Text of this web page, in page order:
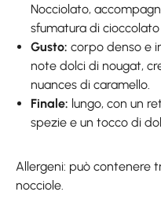
Nocciolato,
sfumatura di
Gusto: corpo denso e
note dolci di nougat,
nuances di caramello.
Finale: lungo, con un
spezie e un tocco di
Allergeni: può contenere
nocciole.